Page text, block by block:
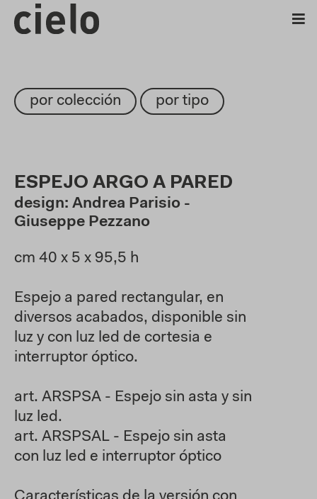
por colección por tipo
ESPEJO ARGO A PARED
design: Andrea Parisio -
Giuseppe Pezzano
cm 40 x 5 x 95,5 h
Espejo a pared rectangular, en
diversos acabados, disponible sin
luz y con luz led de cortesia e
interruptor óptico.
art. ARSPSA - Espejo sin asta y sin
luz led.
art. ARSPSAL - Espejo sin asta
con luz led e interruptor óptico